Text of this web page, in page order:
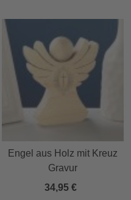
Engel aus Holz mit Kreuz
Gravur
34,95 €